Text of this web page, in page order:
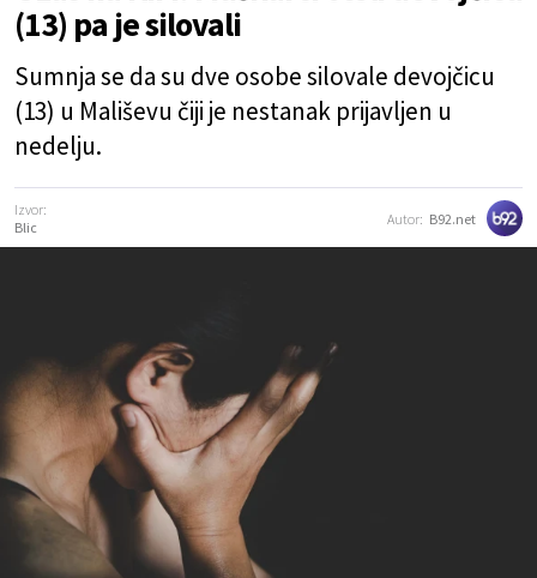
(13) pa je silovali
Sumnja se da su dve osobe silovale devojčicu
(13) u Mališevu čiji je nestanak prijavljen u
nedelju.
Izvor:
Blic
Autor: B92.net